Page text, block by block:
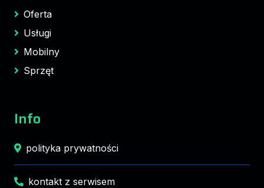
Oferta
Usługi
Mobilny
Sprzęt
Info
polityka prywatności
kontakt z serwisem